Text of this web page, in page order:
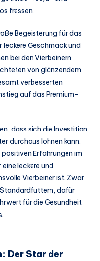
fressen.
Begeisterung für das
leckere Geschmack und
bei den Vierbeinern
von glänzendem
verbesserten
auf das Premium-
dass sich die Investition
durchaus lohnen kann.
Erfahrungen im
leckere und
Vierbeiner ist. Zwar
Standardfuttern, dafür
für die Gesundheit
Der Star der